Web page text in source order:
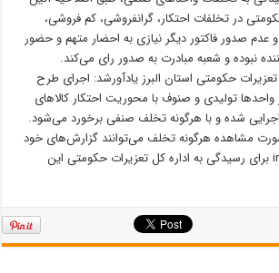
در تخلفات احتکار، گرانفروشی، کم فروشی،
صدور فاکتور دیگر نیازی به احضار متهم و حضور
نبوده و شعبه مبادرت به صدور رای می‌کند.
حکومتی استان البرز یادآورشد: اجرای طرح
واحد‌ها تولیدی و صنوف با محوریت احتکار کالا‌های
شده و با هرگونه تخلف صنفی برخورد می‌شود.
مشاهده هرگونه تخلف می‌توانند گزارش‌های خود
را از طریق سامانه ۱۳۵.ir برای رسیدگی به اداره کل تعزیرات حکومتی این